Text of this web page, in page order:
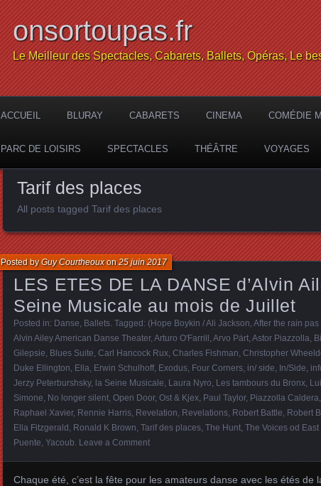
onsortoupas.fr
Le Meilleur des Spectacles, Cabarets, Ballets, Opéras, Le
ACCUEIL BLURAY CABARETS CINEMA COMÉDIE
PARC DE LOISIRS SPECTACLES THÉÂTRE VOYAGES
Tarif des places
All posts tagged Tarif des places
LES ETES DE LA DANSE d’Alvin
Seine Musicale au mois de Juillet
Posted byGuy Courtheouxon25 juin 2017
Posted in: Danse, Ballets . Tagged: (Hope Boykin / Ali Jackson After the rain pas
Alvin Ailey American Danse Theater, Arturo O'Farrill Arvo Pärt Astor Piazzolla
Gilepsie Blues Suite Carl Hancock Rux Charles Fishman Christopher
Duke Ellington Ella Erwin Schulhoff, Exodus Four Corners in/ side In/Side
Jerzy Peterburshsky, la Seine Musicale Laura Nyro Les tambours du Bronx
Simone No longer silent Open Door, Ost & Kjex Paul Taylor, Piazzolla Caldera
Raphael Xavier, Rennie Harris Revelation Revelations Robert Battle Robert
Ella Fitzgerald Ronald K Brown Tarif des places The Hunt The Voices od East
Puente Yacoub Leave a Comment
Chaque été, c’est la fête pour les amateurs danse avec les étés de